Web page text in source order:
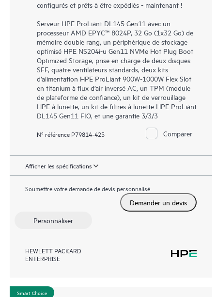
configurés et prêts à être expédiés - maintenant !
Serveur HPE ProLiant DL145 Gen11 avec un
processeur AMD EPYC™ 8024P, 32 Go (1x32 Go) de
mémoire double rang, un périphérique de stockage
optimisé HPE NS204i-u Gen11 NVMe Hot Plug Boot
Optimized Storage, prise en charge de deux disques
SFF, quatre ventilateurs standards, deux kits
d’alimentation HPE ProLiant 900W-1000W Flex Slot
en titanium à flux d’air inversé AC, un TPM (module
de plateforme de confiance), un kit de verrouillage
HPE à lunette, un kit de filtres à lunette HPE ProLiant
DL145 Gen11 FIO, et une garantie 3/3/3
N° référence P79814-425 Comparer
Afficher les spécifications
Soumettre votre demande de devis personnalisé
Demander un devis
Personnaliser
HEWLETT PACKARD
ENTERPRISE
Smart Choice